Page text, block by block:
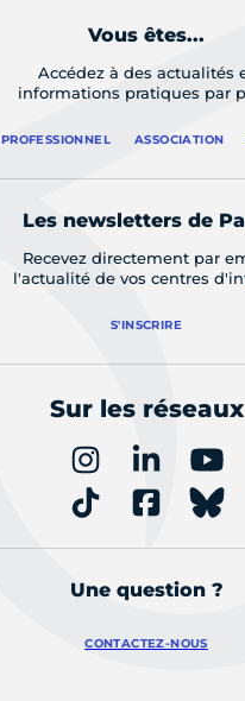
Vous êtes...
Accédez à des actualités
informations pratiques par
PROFESSIONNEL ASSOCIATION
Les newsletters de
Recevez directement par
l'actualité de vos centres
S'INSCRIRE
Sur les réseaux
Une question ?
CONTACTEZ-NOUS